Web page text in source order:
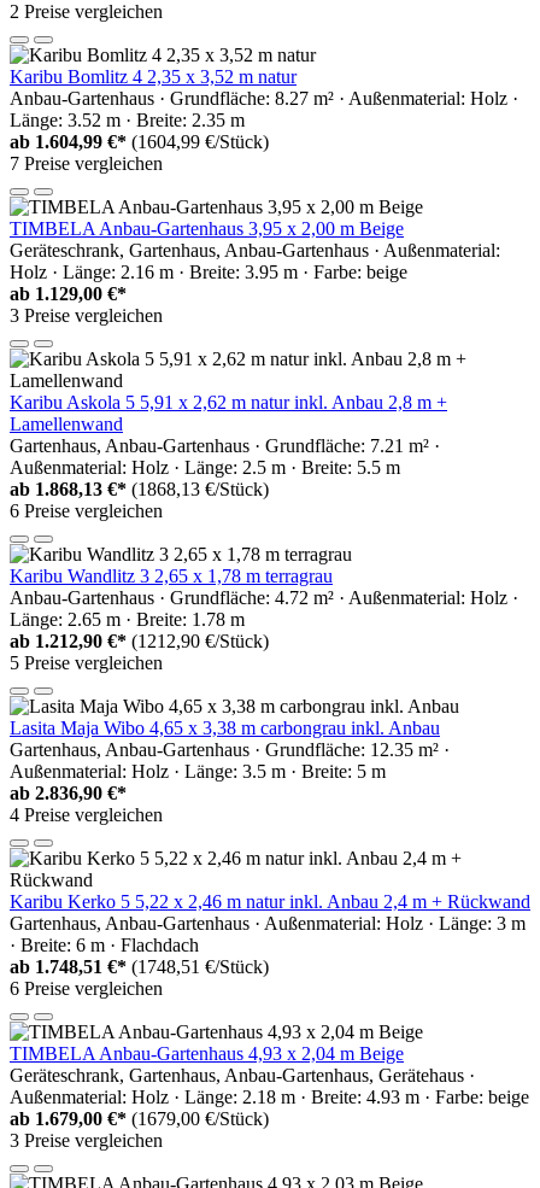
2 Preise vergleichen
Karibu Bomlitz 4 2,35 x 3,52 m natur
Anbau-Gartenhaus · Grundfläche: 8.27 m² · Außenmaterial: Holz ·
Länge: 3.52 m · Breite: 2.35 m
ab 1.604,99 €* (1604,99 €/Stück)
7 Preise vergleichen
TIMBELA Anbau-Gartenhaus 3,95 x 2,00 m Beige
Geräteschrank, Gartenhaus, Anbau-Gartenhaus · Außenmaterial:
Holz · Länge: 2.16 m · Breite: 3.95 m · Farbe: beige
ab 1.129,00 €*
3 Preise vergleichen
Karibu Askola 5 5,91 x 2,62 m natur inkl. Anbau 2,8 m +
Lamellenwand
Gartenhaus, Anbau-Gartenhaus · Grundfläche: 7.21 m² ·
Außenmaterial: Holz · Länge: 2.5 m · Breite: 5.5 m
ab 1.868,13 €* (1868,13 €/Stück)
6 Preise vergleichen
Karibu Wandlitz 3 2,65 x 1,78 m terragrau
Anbau-Gartenhaus · Grundfläche: 4.72 m² · Außenmaterial: Holz ·
Länge: 2.65 m · Breite: 1.78 m
ab 1.212,90 €* (1212,90 €/Stück)
5 Preise vergleichen
Lasita Maja Wibo 4,65 x 3,38 m carbongrau inkl. Anbau
Gartenhaus, Anbau-Gartenhaus · Grundfläche: 12.35 m² ·
Außenmaterial: Holz · Länge: 3.5 m · Breite: 5 m
ab 2.836,90 €*
4 Preise vergleichen
Karibu Kerko 5 5,22 x 2,46 m natur inkl. Anbau 2,4 m + Rückwand
Gartenhaus, Anbau-Gartenhaus · Außenmaterial: Holz · Länge: 3 m
· Breite: 6 m · Flachdach
ab 1.748,51 €* (1748,51 €/Stück)
6 Preise vergleichen
TIMBELA Anbau-Gartenhaus 4,93 x 2,04 m Beige
Geräteschrank, Gartenhaus, Anbau-Gartenhaus, Gerätehaus ·
Außenmaterial: Holz · Länge: 2.18 m · Breite: 4.93 m · Farbe: beige
ab 1.679,00 €* (1679,00 €/Stück)
3 Preise vergleichen